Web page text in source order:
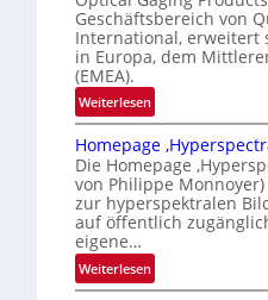
g
K
o
n
o
l
l
e
n
a
l
V
i
s
i
o
n
N
g
h
a
n
d
b
e
t
e
i
l
i
g
t
Geschäftsbereich von
International, erweitert
in Europa, dem
(EMEA).
Weiterlesen:
O
G
P
s
t
r
k
Homepage
Die Homepage
von Philippe
zur hyperspektralen
auf öffentlich
eigene…
Weiterlesen:
H